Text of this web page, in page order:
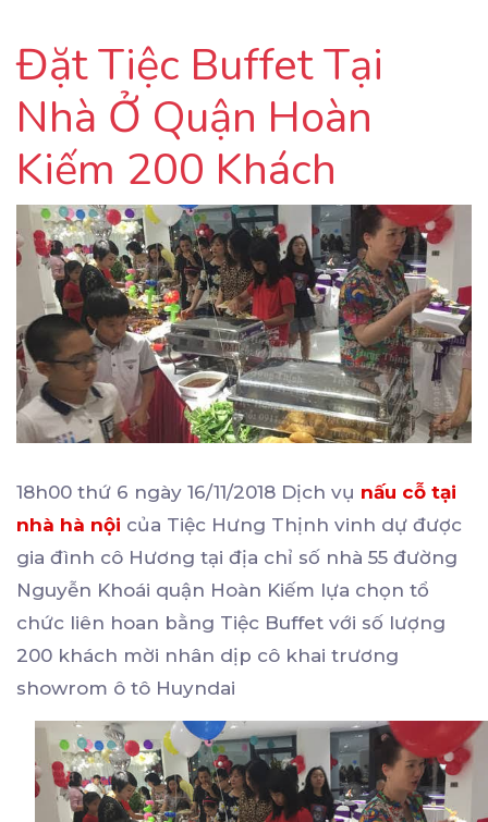
Đặt Tiệc Buffet Tại
Nhà Ở Quận Hoàn
Kiếm 200 Khách
18h00 thứ 6 ngày 16/11/2018 Dịch vụ nấu cỗ tại
nhà hà nội của Tiệc Hưng Thịnh vinh dự được
gia đình cô Hương tại địa chỉ số nhà 55 đường
Nguyễn Khoái quận Hoàn Kiếm lựa chọn tổ
chức liên hoan bằng Tiệc Buffet với số lượng
200 khách mời nhân dịp cô khai trương
showrom ô tô Huyndai